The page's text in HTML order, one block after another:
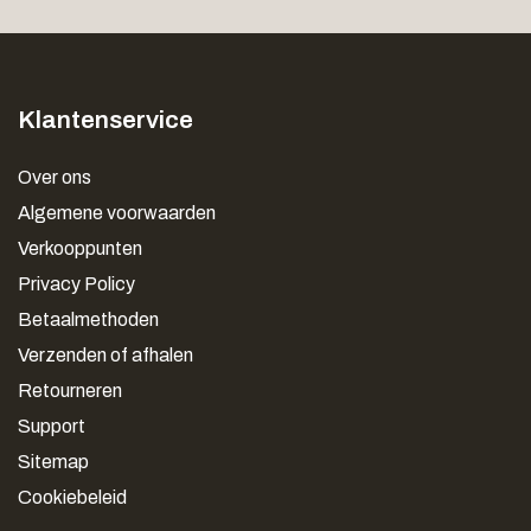
Klantenservice
Over ons
Algemene voorwaarden
Verkooppunten
Privacy Policy
Betaalmethoden
Verzenden of afhalen
Retourneren
Support
Sitemap
Cookiebeleid